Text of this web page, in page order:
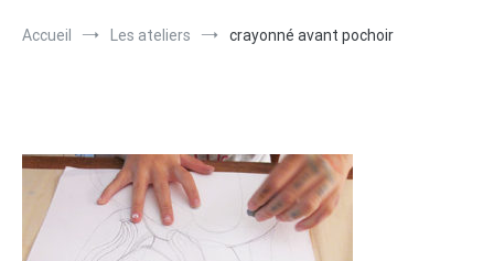
Accueil Les ateliers crayonné avant pochoir